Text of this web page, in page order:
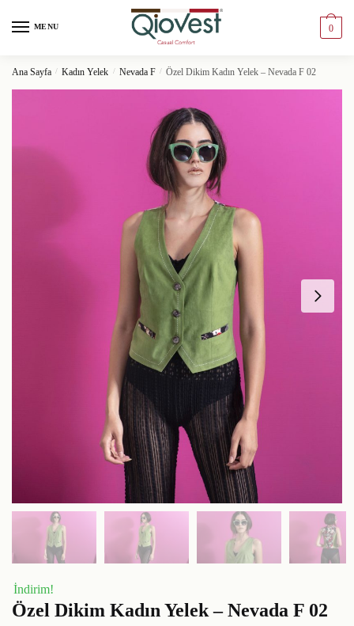
MENU 0
Ana Sayfa / Kadın Yelek / Nevada F / Özel Dikim Kadın Yelek – Nevada F 02
İndirim!
Özel Dikim Kadın Yelek – Nevada F 02